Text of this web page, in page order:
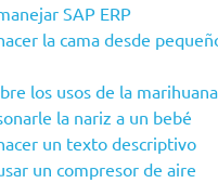
SAP ERP
la cama desde
los usos de la marihuana
la nariz a un bebé
un texto descriptivo
un compresor de aire